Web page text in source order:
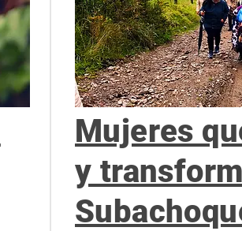
Mujeres
y